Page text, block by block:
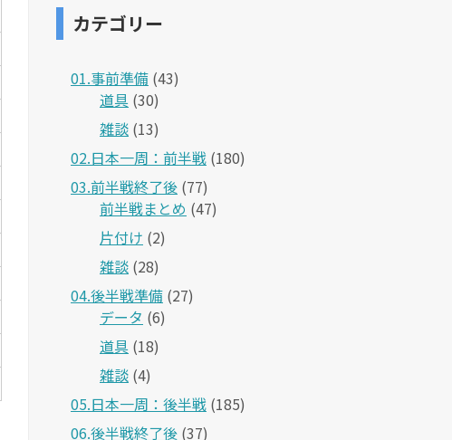
カテゴリー
01.事前準備 (43)
道具 (30)
雑談 (13)
02.日本一周：前半戦 (180)
03.前半戦終了後 (77)
前半戦まとめ (47)
片付け (2)
雑談 (28)
04.後半戦準備 (27)
データ (6)
道具 (18)
雑談 (4)
05.日本一周：後半戦 (185)
06.後半戦終了後 (37)